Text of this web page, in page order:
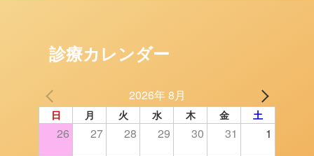
診療カレンダー
2026年 8月
日 月 火 水 木 金 土
26 27 28 29 30 31 1